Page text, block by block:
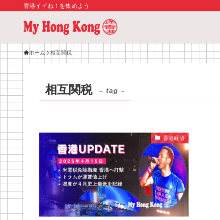
香港イイね！を集めよう
ホーム 相互関税
相互関税 – tag –
香港経済